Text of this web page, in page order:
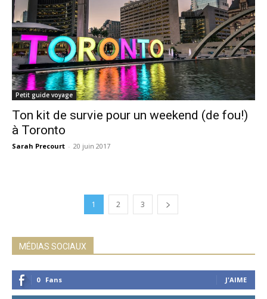
Petit guide voyage
Ton kit de survie pour un weekend (de fou!)
à Toronto
Sarah Precourt - 20 juin 2017
1 2 3
MÉDIAS SOCIAUX
0 Fans J'AIME